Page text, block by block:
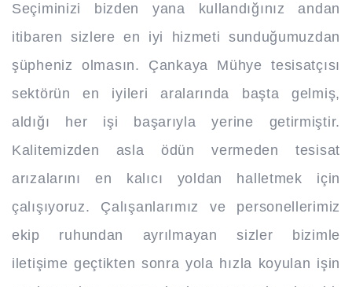
Seçiminizi bizden yana kullandığınız andan
itibaren sizlere en iyi hizmeti sunduğumuzdan
şüpheniz olmasın. Çankaya Mühye tesisatçısı
sektörün en iyileri aralarında başta gelmiş,
aldığı her işi başarıyla yerine getirmiştir.
Kalitemizden asla ödün vermeden tesisat
arızalarını en kalıcı yoldan halletmek için
çalışıyoruz. Çalışanlarımız ve personellerimiz
ekip ruhundan ayrılmayan sizler bizimle
iletişime geçtikten sonra yola hızla koyulan işin